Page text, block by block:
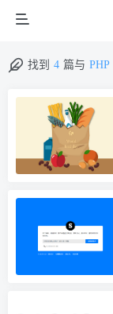
找到 4 篇与 PHP